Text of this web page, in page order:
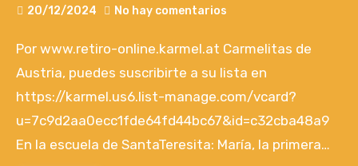
20/12/2024 No hay comentarios
Por www.retiro-online.karmel.at Carmelitas de
Austria, puedes suscribirte a su lista en
https://karmel.us6.list-manage.com/vcard?
u=7c9d2aa0ecc1fde64fd44bc67&id=c32cba48a9
En la escuela de SantaTeresita: María, la primera…